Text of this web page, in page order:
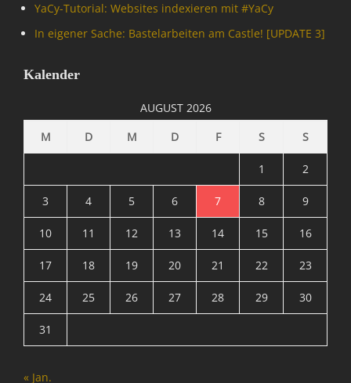
e
n
e
S
i
e
I
YaCy-Tutorial: Websites indexieren mit #YaCy
In eigener Sache: Bastelarbeiten am Castle! [UPDATE 3]
Kalender
AUGUST 2026
M
D M D F S S
1 2
3 4 5 6 7 8 9
10 11 12 13 14 15 16
17 18 19 20 21 22 23
24 25 26 27 28 29 30
31
« Jan.